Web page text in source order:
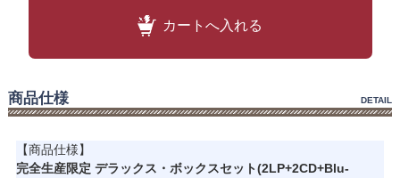
カートへ入れる
商品仕様 DETAIL
【商品仕様】
完全生産限定 デラックス・ボックスセット(2LP+2CD+Blu-